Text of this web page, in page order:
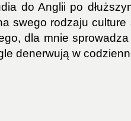
do Anglii po
swego rodzaju
dla mnie
denerwują w